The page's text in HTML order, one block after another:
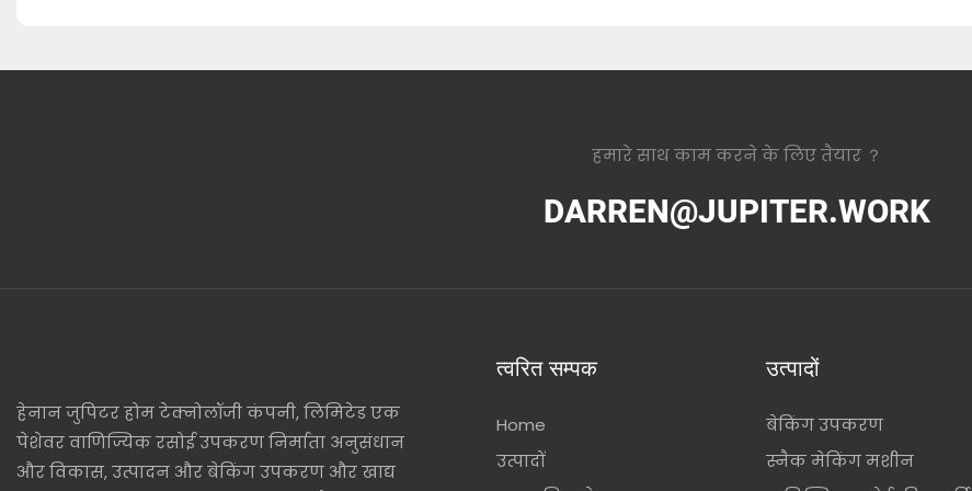
हमारे साथ काम करने के लिए तैयार ？
DARREN@JUPITER.WORK
हेनान जुपिटर होम टेक्नोलॉजी कंपनी, लिमिटेड एक
पेशेवर वाणिज्यिक रसोई उपकरण निर्माता अनुसंधान
और विकास, उत्पादन और बेकिंग उपकरण और खाद्य
त्वरित सम्पक
Home
उत्पादों
उत्पादों
बेकिंग उपकरण
स्नैक मेकिंग मशीन